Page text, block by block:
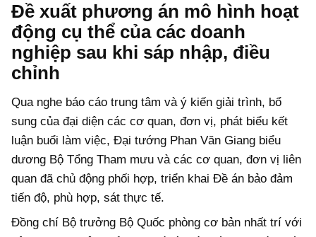
Đề xuất phương án mô hình hoạt
động cụ thể của các doanh
nghiệp sau khi sáp nhập, điều
chỉnh
Qua nghe báo cáo trung tâm và ý kiến giải trình, bổ
sung của đại diện các cơ quan, đơn vị, phát biểu kết
luận buổi làm việc, Đại tướng Phan Văn Giang biểu
dương Bộ Tổng Tham mưu và các cơ quan, đơn vị liên
quan đã chủ động phối hợp, triển khai Đề án bảo đảm
tiến độ, phù hợp, sát thực tế.
Đồng chí Bộ trưởng Bộ Quốc phòng cơ bản nhất trí với